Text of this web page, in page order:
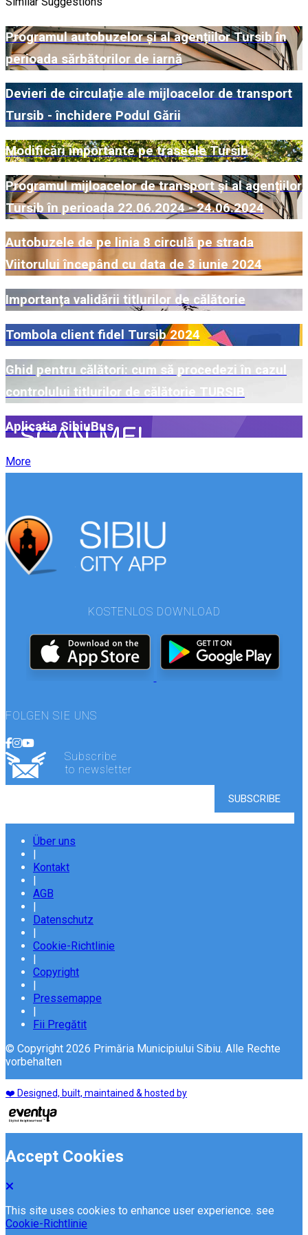
Programul autobuzelor și al agențiilor Tursib în
perioada sărbătorilor de iarnă
Devieri de circulație ale mijloacelor de transport
Tursib - închidere Podul Gării
Modificări importante pe traseele Tursib
Programul mijloacelor de transport și al agențiilor
Tursib în perioada 22.06.2024 - 24.06.2024
Autobuzele de pe linia 8 circulă pe strada
Viitorului începând cu data de 3 iunie 2024
Importanța validării titlurilor de călătorie
Tombola client fidel Tursib 2024
Ghid pentru călători: cum să procedezi în cazul
controlului titlurilor de călătorie TURSIB
Aplicatia SibiuBus
More
KOSTENLOS DOWNLOAD
FOLGEN SIE UNS
Subscribe
to newsletter
Über uns
|
Kontakt
|
AGB
|
Datenschutz
|
Cookie-Richtlinie
|
Copyright
|
Pressemappe
|
Fii Pregătit
© Copyright 2026 Primăria Municipiului Sibiu. Alle Rechte
vorbehalten
❤️ Designed, built, maintained & hosted by
Accept Cookies
This site uses cookies to enhance user experience. see
Cookie-Richtlinie